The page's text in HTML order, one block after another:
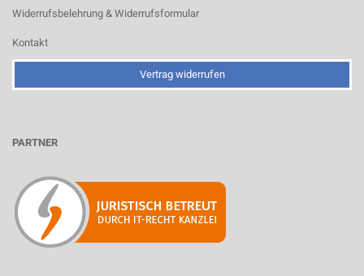
Widerrufsbelehrung & Widerrufsformular
Kontakt
Vertrag widerrufen
PARTNER